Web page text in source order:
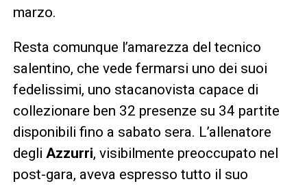
marzo.
Resta comunque l’amarezza del tecnico
salentino, che vede fermarsi uno dei suoi
fedelissimi, uno stacanovista capace di
collezionare ben 32 presenze su 34 partite
disponibili fino a sabato sera. L’allenatore
degli Azzurri, visibilmente preoccupato nel
post-gara, aveva espresso tutto il suo